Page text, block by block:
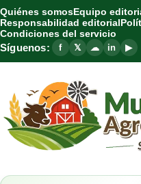
Quiénes somosEquipo
Responsabilidad editorial
Condiciones del servicio
Síguenos: f 𝕏 ☁ in ▶